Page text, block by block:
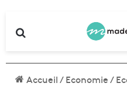
Accueil/Economie/